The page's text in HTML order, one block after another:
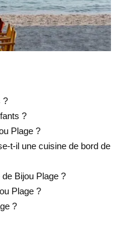
?
?
Plage ?
t-il une cuisine de bord de
Bijou Plage ?
Plage ?
?